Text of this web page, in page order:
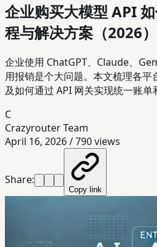
企业购买大模型 API
程与解决方案（2026）
企业使用 ChatGPT、Claude、
用报销是个大问题。本文梳理各
及如何通过 API 网关实现统一账单
C
Crazyrouter Team
April 16, 2026/790views
Share:
Copy link